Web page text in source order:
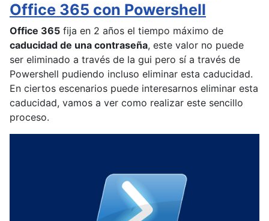
Office 365 con Powershell
Office 365 fija en 2 años el tiempo máximo de
caducidad de una contraseña, este valor no puede
ser eliminado a través de la gui pero sí a través de
Powershell pudiendo incluso eliminar esta caducidad.
En ciertos escenarios puede interesarnos eliminar esta
caducidad, vamos a ver como realizar este sencillo
proceso.